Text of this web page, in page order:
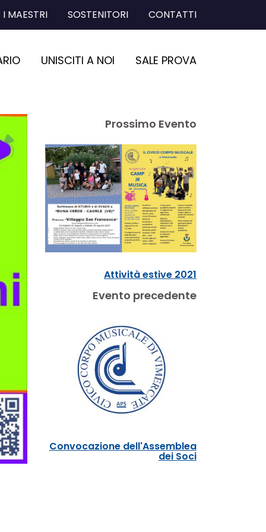
I MAESTRI SOSTENITORI CONTATTI
UNISCITI A NOI SALE PROVA
Prossimo Evento
Attività estive 2021
Evento precedente
Convocazione dell'Assemblea
dei Soci